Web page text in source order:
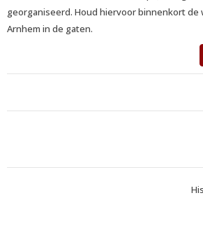
georganiseerd. Houd hiervoor binnenkort de
Arnhem in de gaten.